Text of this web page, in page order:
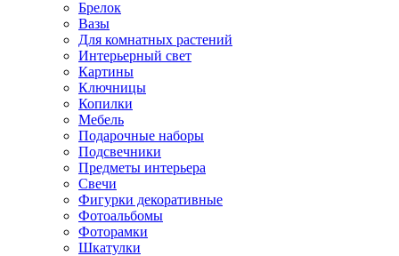
Брелок
Вазы
Для комнатных растений
Интерьерный свет
Картины
Ключницы
Копилки
Мебель
Подарочные наборы
Подсвечники
Предметы интерьера
Свечи
Фигурки декоративные
Фотоальбомы
Фоторамки
Шкатулки